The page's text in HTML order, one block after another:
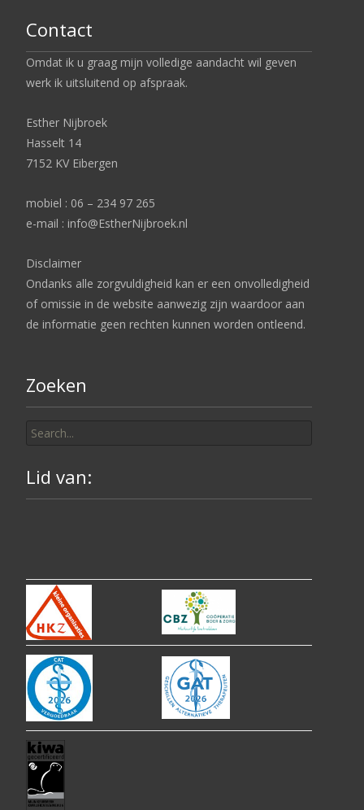
Contact
Omdat ik u graag mijn volledige aandacht wil geven
werk ik uitsluitend op afspraak.
Esther Nijbroek
Hasselt 14
7152 KV Eibergen
mobiel : 06 – 234 97 265
e-mail : info@EstherNijbroek.nl
Disclaimer
Ondanks alle zorgvuldigheid kan er een onvolledigheid
of omissie in de website aanwezig zijn waardoor aan
de informatie geen rechten kunnen worden ontleend.
Zoeken
for:
Lid van: